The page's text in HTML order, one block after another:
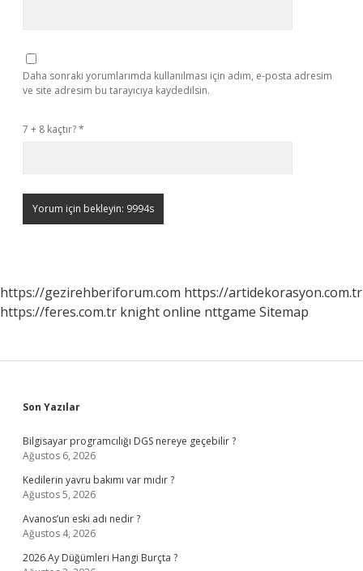
Daha sonraki yorumlarımda kullanılması için adım, e-posta adresim
ve site adresim bu tarayıcıya kaydedilsin.
7 + 8 kaçtır?*
https://gezirehberiforum.com https://artidekorasyon.com.tr
https://feres.com.tr knight online nttgame Sitemap
Sidebar
Son Yazılar
Bilgisayar programcılığı DGS nereye geçebilir ?
Ağustos 6, 2026
Kedilerin yavru bakımı var mıdır ?
Ağustos 5, 2026
Avanos’un eski adı nedir ?
Ağustos 4, 2026
2026 Ay Düğümleri Hangi Burçta ?